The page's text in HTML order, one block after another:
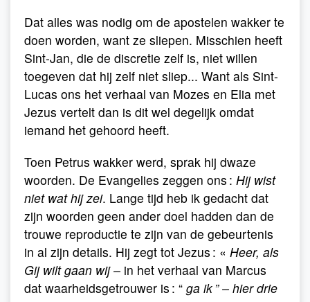
Dat alles was nodig om de apostelen wakker te
doen worden, want ze sliepen. Misschien heeft
Sint-Jan, die de discretie zelf is, niet willen
toegeven dat hij zelf niet sliep... Want als Sint-
Lucas ons het verhaal van Mozes en Elia met
Jezus vertelt dan is dit wel degelijk omdat
iemand het gehoord heeft.
Toen Petrus wakker werd, sprak hij dwaze
woorden. De Evangelies zeggen ons : Hij wist
niet wat hij zei. Lange tijd heb ik gedacht dat
zijn woorden geen ander doel hadden dan de
trouwe reproductie te zijn van de gebeurtenis
in al zijn details. Hij zegt tot Jezus : « Heer, als
Gij wilt gaan wij – in het verhaal van Marcus
dat waarheidsgetrouwer is : “ ga ik ” – hier drie